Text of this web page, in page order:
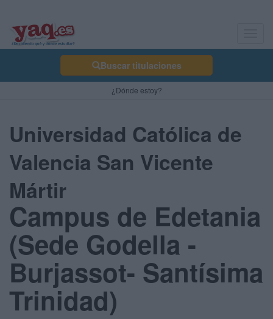
Buscar titulaciones
¿Dónde estoy?
Universidad Católica de
Valencia San Vicente
Mártir
Campus de Edetania
(Sede Godella -
Burjassot- Santísima
Trinidad)